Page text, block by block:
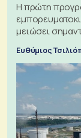
Η πρώτη
μειώσει
Ευθύμιος